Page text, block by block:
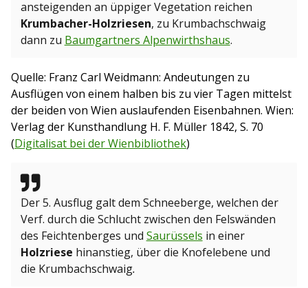
ansteigenden an üppiger Vegetation reichen
Krumbacher-Holzriesen, zu Krumbachschwaig
dann zu Baumgartners Alpenwirthshaus.
Quelle: Franz Carl Weidmann: Andeutungen zu
Ausflügen von einem halben bis zu vier Tagen mittelst
der beiden von Wien auslaufenden Eisenbahnen. Wien:
Verlag der Kunsthandlung H. F. Müller 1842, S. 70
(Digitalisat bei der Wienbibliothek)
Der 5. Ausflug galt dem Schneeberge, welchen der
Verf. durch die Schlucht zwischen den Felswänden
des Feichtenberges und Saurüssels in einer
Holzriese hinanstieg, über die Knofelebene und
die Krumbachschwaig.